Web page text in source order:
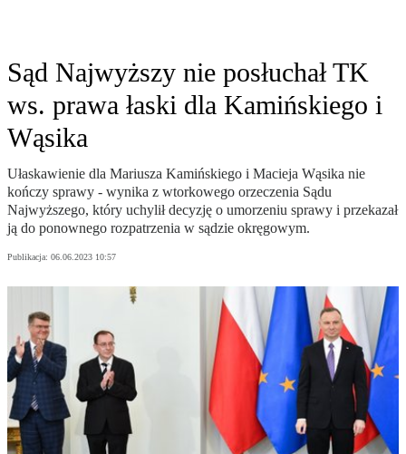
Sąd Najwyższy nie posłuchał TK
ws. prawa łaski dla Kamińskiego i
Wąsika
Ułaskawienie dla Mariusza Kamińskiego i Macieja Wąsika nie
kończy sprawy - wynika z wtorkowego orzeczenia Sądu
Najwyższego, który uchylił decyzję o umorzeniu sprawy i przekazał
ją do ponownego rozpatrzenia w sądzie okręgowym.
Publikacja: 06.06.2023 10:57